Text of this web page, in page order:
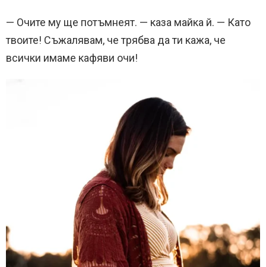
— Очите му ще потъмнеят. — каза майка й. — Като
твоите! Съжалявам, че трябва да ти кажа, че
всички имаме кафяви очи!